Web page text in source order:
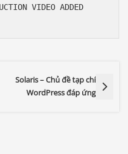
VIDEO ADDED
Solaris – Chủ đề tạp chí
WordPress đáp ứng